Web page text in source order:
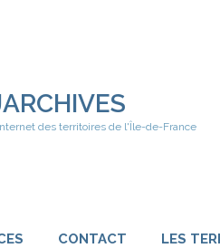
des territoires de l'Île-de-France
CONTACT LES